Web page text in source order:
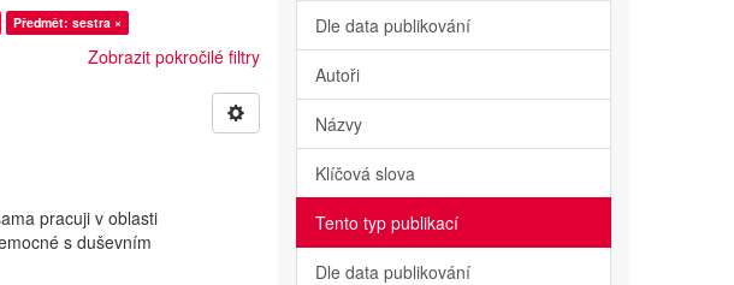
Předmět: sestra ×
Zobrazit pokročilé filtry
pracuji v oblasti
s duševním
Dle data publikování
Autoři
Názvy
Klíčová slova
Tento typ publikací
Dle data publikování